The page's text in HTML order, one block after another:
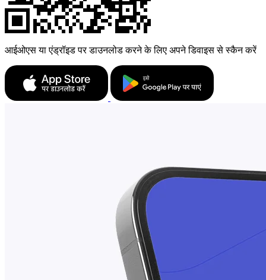
आईओएस या एंड्रॉइड पर डाउनलोड करने के लिए अपने डिवाइस से स्कैन करें